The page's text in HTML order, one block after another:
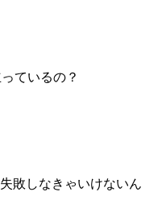
ているの？
敗しなきゃいけないん